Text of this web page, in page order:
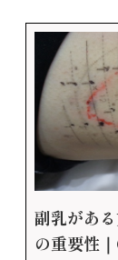
副乳があ
の重要性